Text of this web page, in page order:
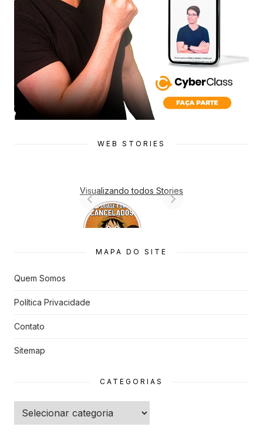
WEB STORIES
Visualizando todos Stories
7 Animes
que quase
s
MAPA DO SITE
Quem Somos
Política Privacidade
Contato
Sitemap
CATEGORIAS
Categorias